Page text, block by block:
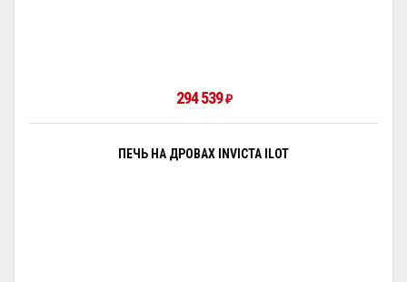
294 539 ₽
ПЕЧЬ НА ДРОВАХ INVICTA ILOT